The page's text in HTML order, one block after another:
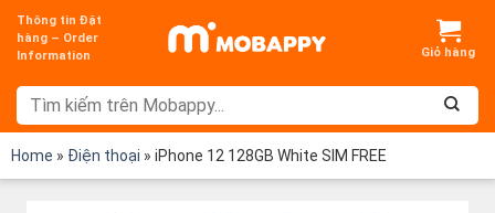
Chuyển
đến
dung
Thông tin Đặt
hàng – Order
Information
Home » Điện thoại » iPhone 12 128GB White SIM FREE